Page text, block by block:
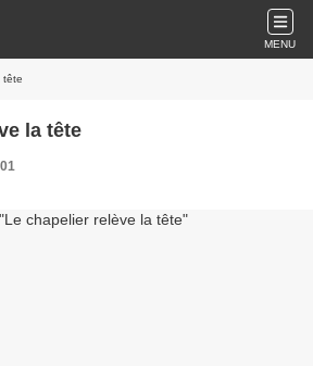
MENU
tête
la tête